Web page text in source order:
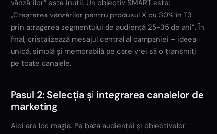
vânzărilor” este inutil. Un obiectiv SMART este:
„Creșterea vânzărilor pentru produsul X cu 30% în T3
prin atragerea segmentului de audiență 25-35 de ani”. În
final, cristalizează mesajul central al campaniei – ideea
unică, simplă și memorabilă pe care vrei să o transmiți
pe toate canalele.
Pasul 2: Selecția și integrarea canalelor de
marketing
Aici are loc magia. Pe baza audienței și obiectivelor,